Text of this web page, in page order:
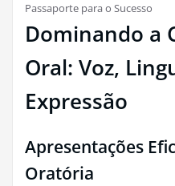
Passaporte para o Sucesso
Dominando a
Oral: Voz,
Expressão
Apresentações
Oratória